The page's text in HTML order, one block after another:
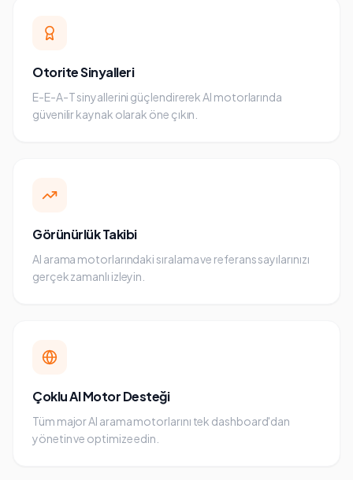
Otorite Sinyalleri
E-E-A-T sinyallerini güçlendirerek AI motorlarında
güvenilir kaynak olarak öne çıkın.
Görünürlük Takibi
AI arama motorlarındaki sıralama ve referans sayılarınızı
gerçek zamanlı izleyin.
Çoklu AI Motor Desteği
Tüm major AI arama motorlarını tek dashboard'dan
yönetin ve optimize edin.